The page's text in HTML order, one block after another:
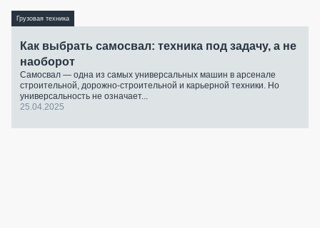
Грузовая техника
Как выбрать самосвал: техника под задачу, а не
наоборот
Самосвал — одна из самых универсальных машин в арсенале
строительной, дорожно-строительной и карьерной техники. Но
универсальность не означает...
25.04.2025